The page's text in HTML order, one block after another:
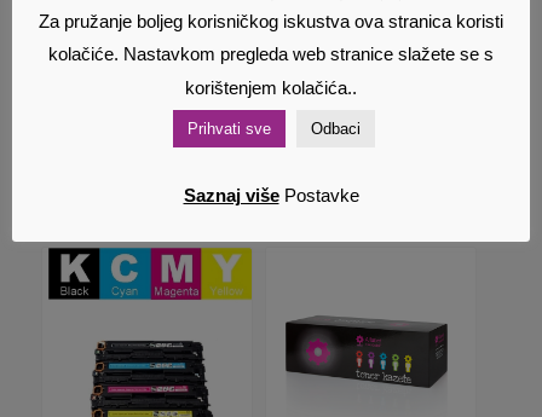
(Lexmark) 605H
60F5H0E
Cijena s PDV
detalje
(HP) Q5949A
5949A 49A
17,52€ Cijena s PDV
košaricu
Za pružanje boljeg korisničkog iskustva ova stranica koristi
kolačiće. Nastavkom pregleda web stranice slažete se s
korištenjem kolačića..
Prihvati sve Odbaci
Saznaj više Postavke